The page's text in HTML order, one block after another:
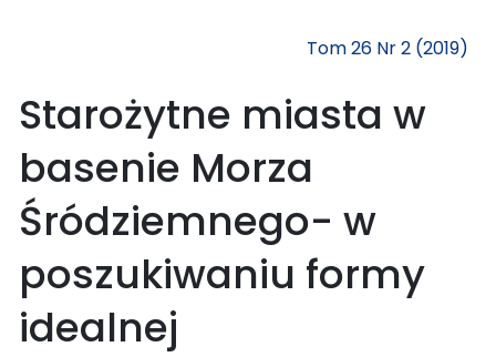
Tom 26 Nr 2 (2019)
Starożytne miasta w
basenie Morza
Śródziemnego- w
poszukiwaniu formy
idealnej